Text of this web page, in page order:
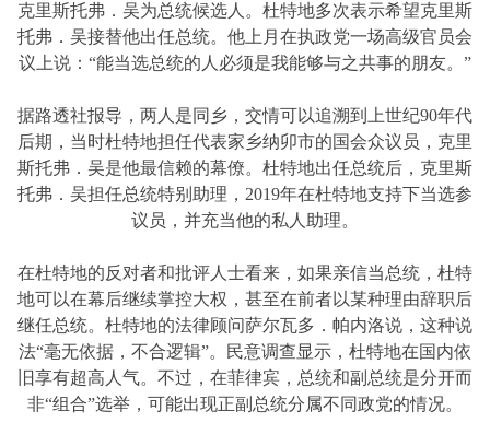
克里斯托弗．吴为总统候选人。杜特地多次表示希望克里斯
托弗．吴接替他出任总统。他上月在执政党一场高级官员会
议上说：“能当选总统的人必须是我能够与之共事的朋友。”
据路透社报导，两人是同乡，交情可以追溯到上世纪90年代
后期，当时杜特地担任代表家乡纳卯市的国会众议员，克里
斯托弗．吴是他最信赖的幕僚。杜特地出任总统后，克里斯
托弗．吴担任总统特别助理，2019年在杜特地支持下当选参
议员，并充当他的私人助理。
在杜特地的反对者和批评人士看来，如果亲信当总统，杜特
地可以在幕后继续掌控大权，甚至在前者以某种理由辞职后
继任总统。杜特地的法律顾问萨尔瓦多．帕内洛说，这种说
法“毫无依据，不合逻辑”。民意调查显示，杜特地在国内依
旧享有超高人气。不过，在菲律宾，总统和副总统是分开而
非“组合”选举，可能出现正副总统分属不同政党的情况。